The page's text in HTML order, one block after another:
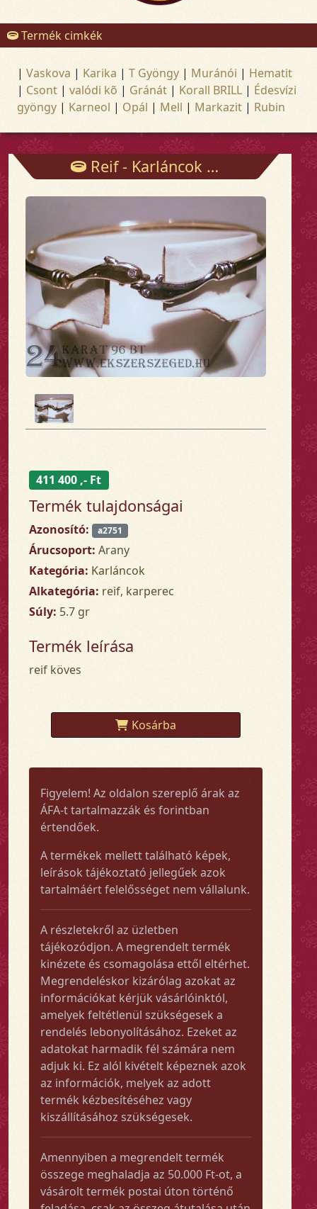
Termék cimkék
| Vaskova | Karika | T Gyöngy | Muránói | Hematit
| Csont | valódi kõ | Gránát | Korall BRILL | Édesvízi
gyöngy | Karneol | Opál | Mell | Markazit | Rubin
Reif - Karláncok - Arany és ezüst ékszerek
411 400 ,- Ft
Termék tulajdonságai
Azonosító: a2751
Árucsoport: Arany
Kategória: Karláncok
Alkategória: reif, karperec
Súly: 5.7 gr
Termék leírása
reif köves
Kosárba
Figyelem! Az oldalon szereplő árak az
ÁFA-t tartalmazzák és forintban
értendőek.
A termékek mellett található képek,
leírások tájékoztató jellegűek azok
tartalmáért felelősséget nem vállalunk.
A részletekről az üzletben
tájékozódjon. A megrendelt termék
kinézete és csomagolása ettől eltérhet.
Megrendeléskor kizárólag azokat az
információkat kérjük vásárlóinktól,
amelyek feltétlenül szükségesek a
rendelés lebonyolításához. Ezeket az
adatokat harmadik fél számára nem
adjuk ki. Ez alól kivételt képeznek azok
az információk, melyek az adott
termék kézbesítéséhez vagy
kiszállításához szükségesek.
Amennyiben a megrendelt termék
összege meghaladja az 50.000 Ft-ot, a
vásárolt termék postai úton történő